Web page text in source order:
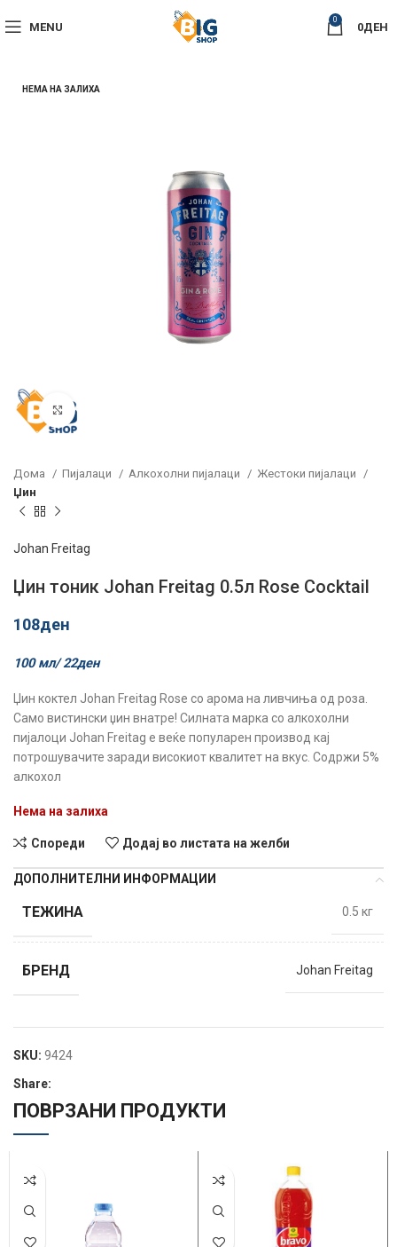
MENU
0
0ДЕН
НЕМА НА ЗАЛИХА
Click to enlarge
Дома Пијалаци Алкохолни пијалаци
Жестоки пијалаци
Џин
Johan Freitag
Џин тоник Johan Freitag 0.5л Rose Cocktail
108ден
100 мл/ 22ден
Џин коктел Јohan Freitag Rose со арома на ливчиња од роза.
Само вистински џин внатре! Силната марка со алкохолни
пијалоци Јohan Freitag е веќе популарен производ кај
потрошувачите заради високиот квалитет на вкус. Содржи 5%
алкохол
Нема на залиха
Спореди Додај во листата на желби
ДОПОЛНИТЕЛНИ ИНФОРМАЦИИ
ТЕЖИНА 0.5 кг
БРЕНД Johan Freitag
SKU: 9424
Share:
ПОВРЗАНИ ПРОДУКТИ